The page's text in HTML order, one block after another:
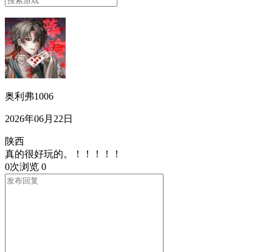
奥利弗1006
2026年06月22日
陕西
真的很好玩的。！！！！！
0次浏览 0